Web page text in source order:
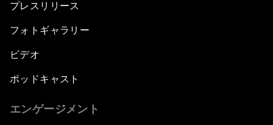
プレスリリース
フォトギャラリー
ビデオ
ポッドキャスト
エンゲージメント